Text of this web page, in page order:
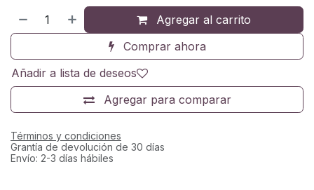
Agregar al carrito
Comprar ahora
Agregar para comparar
Añadir a lista de deseos
Términos y condiciones
Grantía de devolución de 30 días
Envío: 2-3 días hábiles